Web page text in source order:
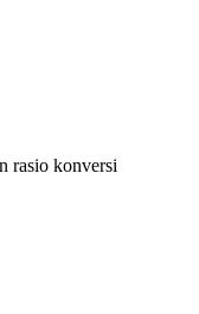
rasio konversi